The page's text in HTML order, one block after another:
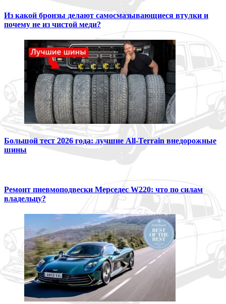
Из какой бронзы делают самосмазывающиеся втулки и
почему не из чистой меди?
Большой тест 2026 года: лучшие All-Terrain внедорожные
шины
Ремонт пневмоподвески Мерседес W220: что по силам
владельцу?